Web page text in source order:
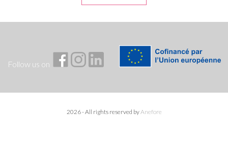
Follow us on
2026 - All rights reserved by Anefore